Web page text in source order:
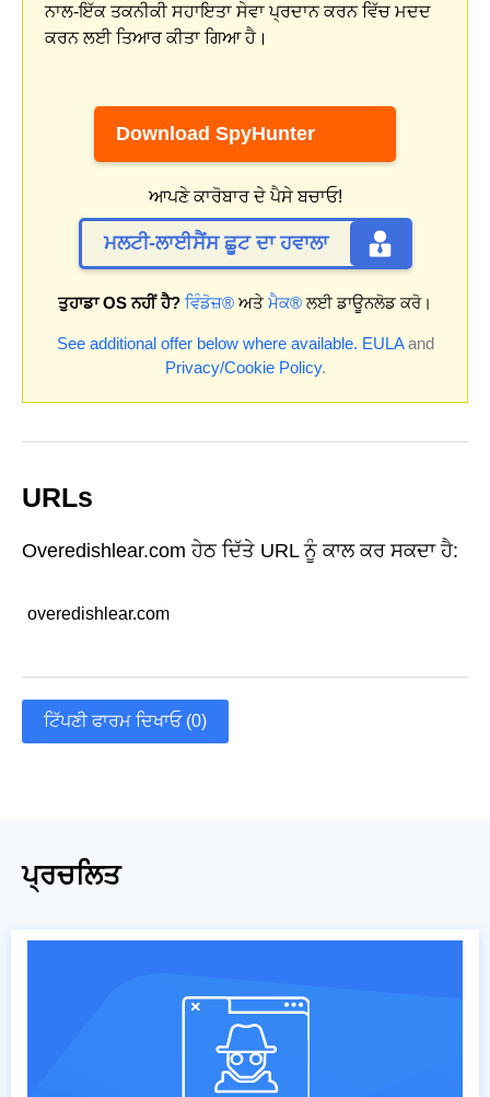
ਨਾਲ-ਇੱਕ ਤਕਨੀਕੀ ਸਹਾਇਤਾ ਸੇਵਾ ਪ੍ਰਦਾਨ ਕਰਨ ਵਿੱਚ ਮਦਦ
ਕਰਨ ਲਈ ਤਿਆਰ ਕੀਤਾ ਗਿਆ ਹੈ।
Download SpyHunter
ਆਪਣੇ ਕਾਰੋਬਾਰ ਦੇ ਪੈਸੇ ਬਚਾਓ!
ਮਲਟੀ-ਲਾਈਸੈਂਸ ਛੂਟ ਦਾ ਹਵਾਲਾ
ਤੁਹਾਡਾ OS ਨਹੀਂ ਹੈ? ਵਿੰਡੋਜ਼® ਅਤੇ ਮੈਕ® ਲਈ ਡਾਊਨਲੋਡ ਕਰੋ।
See additional offer below where available. EULAand
Privacy/Cookie Policy.
URLs
Overedishlear.com ਹੇਠ ਦਿੱਤੇ URL ਨੂੰ ਕਾਲ ਕਰ ਸਕਦਾ ਹੈ:
overedishlear.com
ਟਿੱਪਣੀ ਫਾਰਮ ਦਿਖਾਓ (0)
ਪ੍ਰਚਲਿਤ